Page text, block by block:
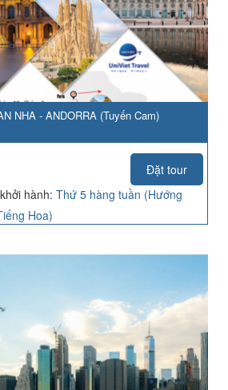
NHA - ANDORRA (Tuyến Cam)
Đặt tour
hành: Thứ 5 hàng tuần (Hướng
Hoa)